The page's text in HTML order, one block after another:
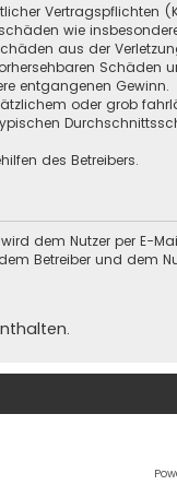
wie
aus der
Schäden
entgangenen Gewinn.
oder grob
des Betreibers.
dem Nutzer per E-
Betreiber und dem